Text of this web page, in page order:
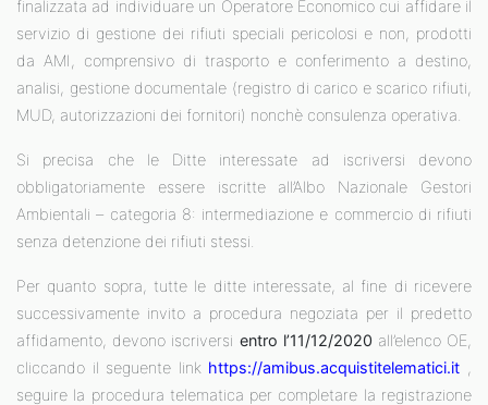
finalizzata ad individuare un Operatore Economico cui affidare il
servizio di gestione dei rifiuti speciali pericolosi e non, prodotti
da AMI, comprensivo di trasporto e conferimento a destino,
analisi, gestione documentale (registro di carico e scarico rifiuti,
MUD, autorizzazioni dei fornitori) nonchè consulenza operativa.
Si precisa che le Ditte interessate ad iscriversi devono
obbligatoriamente essere iscritte all’Albo Nazionale Gestori
Ambientali – categoria 8: intermediazione e commercio di rifiuti
senza detenzione dei rifiuti stessi.
Per quanto sopra, tutte le ditte interessate, al fine di ricevere
successivamente invito a procedura negoziata per il predetto
affidamento, devono iscriversi entro l’11/12/2020 all’elenco OE,
cliccando il seguente link https://amibus.acquistitelematici.it ,
seguire la procedura telematica per completare la registrazione